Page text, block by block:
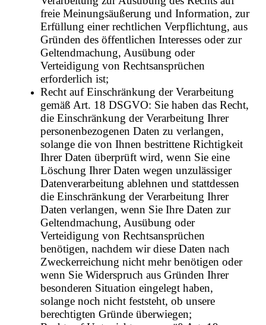
freie Meinungsäußerung und Information, zur
Erfüllung einer rechtlichen Verpflichtung, aus
Gründen des öffentlichen Interesses oder zur
Geltendmachung, Ausübung oder
Verteidigung von Rechtsansprüchen
erforderlich ist;
Recht auf Einschränkung der Verarbeitung
gemäß Art. 18 DSGVO: Sie haben das Recht,
die Einschränkung der Verarbeitung Ihrer
personenbezogenen Daten zu verlangen,
solange die von Ihnen bestrittene Richtigkeit
Ihrer Daten überprüft wird, wenn Sie eine
Löschung Ihrer Daten wegen unzulässiger
Datenverarbeitung ablehnen und stattdessen
die Einschränkung der Verarbeitung Ihrer
Daten verlangen, wenn Sie Ihre Daten zur
Geltendmachung, Ausübung oder
Verteidigung von Rechtsansprüchen
benötigen, nachdem wir diese Daten nach
Zweckerreichung nicht mehr benötigen oder
wenn Sie Widerspruch aus Gründen Ihrer
besonderen Situation eingelegt haben,
solange noch nicht feststeht, ob unsere
berechtigten Gründe überwiegen;